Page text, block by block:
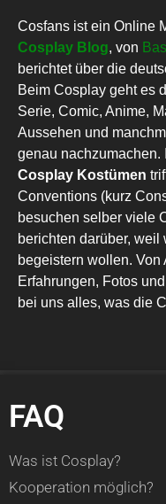
Cosfans ist ein Online
Cosplay Blog, von
berichtet über die
Beim Cosplay geht es
Serie, Comic, Anime,
Aussehen und
genau nachzumachen.
Cosplay Kostümen
Conventions (kurz
besuchen selber viele
berichten darüber,
begeistern wollen.
Erfahrungen, Fotos
bei uns alles, was die
FAQ
Was ist Cosplay?
Kooperation möglich?